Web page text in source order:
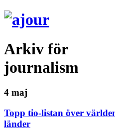
Arkiv för
journalism
4 maj
Topp tio-listan över
länder